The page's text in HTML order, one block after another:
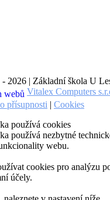
2026 | Základní škola U
Vitalex Computers
přísupnosti | Cookies
používá cookies
používá nezbytné
webu.
cookies pro analýzu
účely.